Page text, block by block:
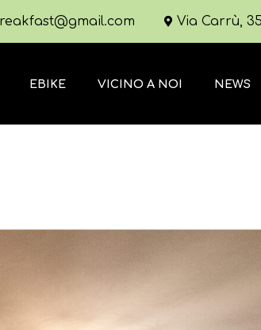
Via Carrù,
EBIKE VICINO A NOI NEWS